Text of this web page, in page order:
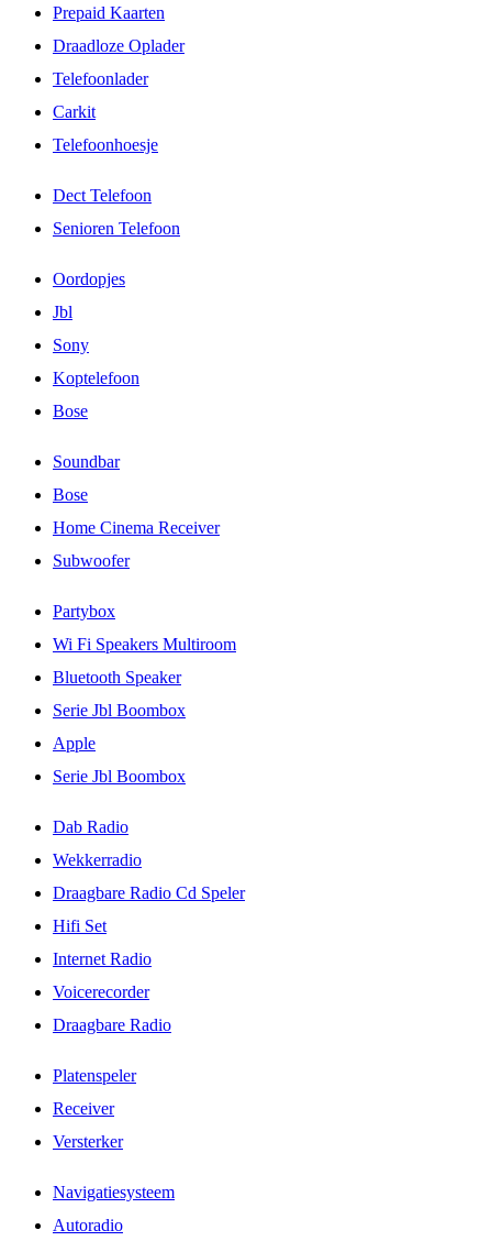
Prepaid Kaarten
Draadloze Oplader
Telefoonlader
Carkit
Telefoonhoesje
Dect Telefoon
Senioren Telefoon
Oordopjes
Jbl
Sony
Koptelefoon
Bose
Soundbar
Bose
Home Cinema Receiver
Subwoofer
Partybox
Wi Fi Speakers Multiroom
Bluetooth Speaker
Serie Jbl Boombox
Apple
Serie Jbl Boombox
Dab Radio
Wekkerradio
Draagbare Radio Cd Speler
Hifi Set
Internet Radio
Voicerecorder
Draagbare Radio
Platenspeler
Receiver
Versterker
Navigatiesysteem
Autoradio